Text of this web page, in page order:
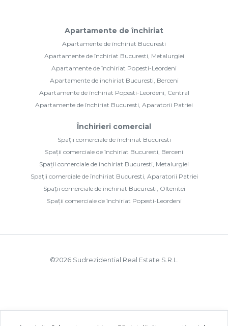
Apartamente de închiriat
Apartamente de închiriat Bucuresti
Apartamente de închiriat Bucuresti, Metalurgiei
Apartamente de închiriat Popesti-Leordeni
Apartamente de închiriat Bucuresti, Berceni
Apartamente de închiriat Popesti-Leordeni, Central
Apartamente de închiriat Bucuresti, Aparatorii Patriei
Închirieri comercial
Spații comerciale de închiriat Bucuresti
Spații comerciale de închiriat Bucuresti, Berceni
Spații comerciale de închiriat Bucuresti, Metalurgiei
Spații comerciale de închiriat Bucuresti, Aparatorii Patriei
Spații comerciale de închiriat Bucuresti, Oltenitei
Spații comerciale de închiriat Popesti-Leordeni
©2026Sudrezidential Real Estate S.R.L.